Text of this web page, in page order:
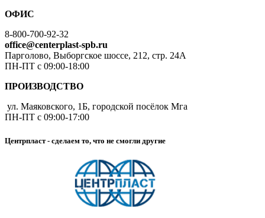
ОФИС
8-800-700-92-32
office@centerplast-spb.ru
Парголово, Выборгское шоссе, 212, стр. 24А
ПН-ПТ с 09:00-18:00
ПРОИЗВОДСТВО
ул. Маяковского, 1Б, городской посёлок Мга
ПН-ПТ с 09:00-17:00
Центрпласт - сделаем то, что не смогли другие